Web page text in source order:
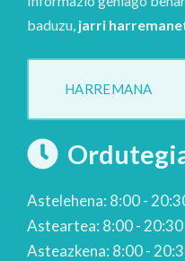
baduzu, jarri
HARREMANA
Astelehena: 8:00 -
Asteartea: 8:00 - 20:30
Asteazkena: 8:00 -